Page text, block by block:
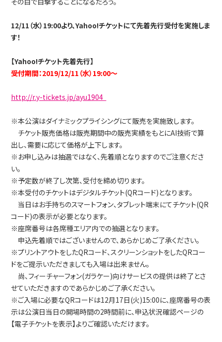
12/11（水）19:00より、Yahoo!チケットにて先着先行受付を実施しま
す！
【Yahoo!チケット先着先行】
受付期間：2019/12/11（水）19:00～
http://r.y-tickets.jp/ayu1904
※本公演はダイナミックプライシングにて販売を実施致します。
チケット販売価格は販売期間中の販売実績をもとにAI技術で算
出し、需要に応じて価格が上下します。
※お申し込みは抽選ではなく、先着順となりますのでご注意くださ
い。
※予定数が終了し次第、受付を締め切ります。
※本受付のチケットはデジタルチケット(QRコード)となります。
当日はお手持ちのスマートフォン、タブレット端末にてチケット(QR
コード)の表示が必要となります。
※座席番号は各席種エリア内での抽選となります。
申込先着順ではございませんので、あらかじめご了承ください。
※プリントアウトをしたQRコード、スクリーンショットをしたQRコー
ドをご提示いただきましても入場は出来ません。
尚、フィーチャーフォン(ガラケー)向けサービスの提供は終了とさ
せていただきますのであらかじめご了承ください。
※ご入場に必要なQRコードは12月17日(火)15:00に、座席番号の表
示は公演日当日の開場時間の2時間前に、申込状況確認ページの
【電子チケットを表示】よりご確認いただけます。